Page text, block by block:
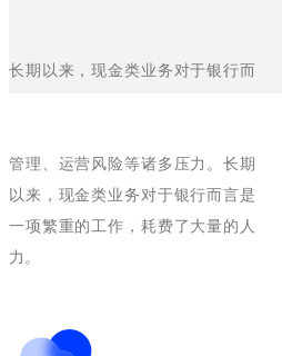
长期以来，现金类业务对于银行而
管理、运营风险等诸多压力。长期
以来，现金类业务对于银行而言是
一项繁重的工作，耗费了大量的人
力。